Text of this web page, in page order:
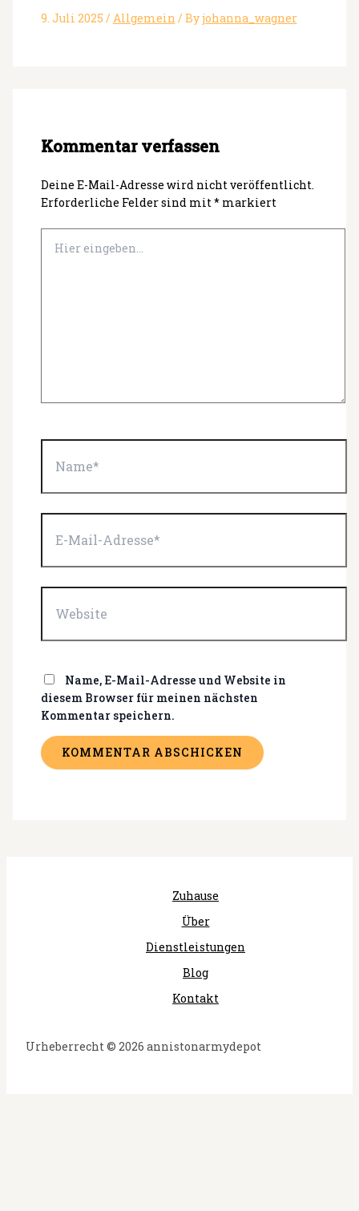
9. Juli 2025 / Allgemein / Byjohanna_wagner
Kommentar verfassen
Deine E-Mail-Adresse wird nicht veröffentlicht.
Erforderliche Felder sind mit *markiert
eingeben…
Name*
E-
Mail-
Website
Name, E-Mail-Adresse und Website in
diesem Browser für meinen nächsten
Kommentar speichern.
Zuhause
Über
Dienstleistungen
Blog
Kontakt
Urheberrecht © 2026 annistonarmydepot